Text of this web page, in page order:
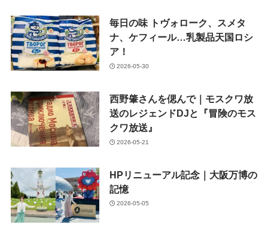
毎日の味 トヴォローク、スメタ
ナ、ケフィール…乳製品天国ロシ
ア！
2026-05-30
西野肇さんを偲んで｜モスクワ放
送のレジェンドDJと『冒険のモス
クワ放送』
2026-05-21
HPリニューアル記念｜大阪万博の
記憶
2026-05-05